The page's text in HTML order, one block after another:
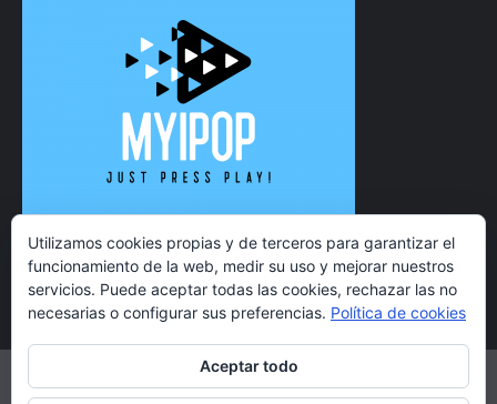
Utilizamos cookies propias y de terceros para garantizar el
funcionamiento de la web, medir su uso y mejorar nuestros
servicios. Puede aceptar todas las cookies, rechazar las no
necesarias o configurar sus preferencias. Política de cookies
Aceptar todo